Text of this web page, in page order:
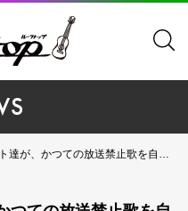
歌を自由に歌うコンサート「戦後70年 音楽は自由をめざす」を開催決定！